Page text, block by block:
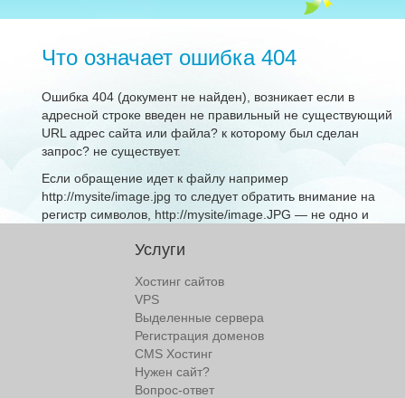
Что означает ошибка 404
Ошибка 404 (документ не найден), возникает если в
адресной строке введен не правильный не существующий
URL адрес сайта или файла? к которому был сделан
запрос? не существует.
Если обращение идет к файлу например
http://mysite/image.jpg то следует обратить внимание на
регистр символов, http://mysite/image.JPG — не одно и
Услуги
Хостинг сайтов
VPS
Выделенные сервера
Регистрация доменов
CMS Хостинг
Нужен сайт?
Вопрос-ответ